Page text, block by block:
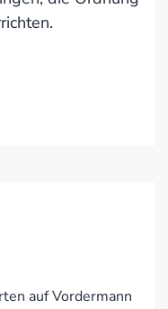
auf Vordermann